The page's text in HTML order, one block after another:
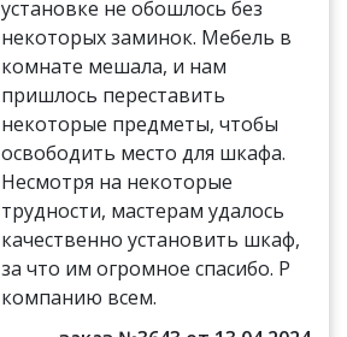
установке не обошлось без
некоторых заминок. Мебель в
комнате мешала, и нам
пришлось переставить
некоторые предметы, чтобы
освободить место для шкафа.
Несмотря на некоторые
трудности, мастерам удалось
качественно установить шкаф,
за что им огромное спасибо. Р
компанию всем.